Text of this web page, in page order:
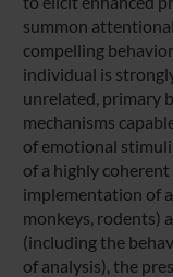
summon
compelling
individual is
unrelated, primary
mechanisms
of emotional
of a highly
implementation of
monkeys, rodents)
(including the
of analysis), the